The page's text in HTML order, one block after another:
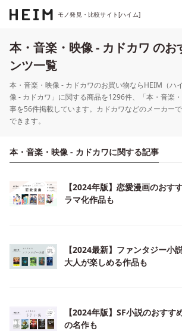
モノ発見・比較サイト[ハイム]
本・音楽・映像 - カドカワ のお
ンツ一覧
本・音楽・映像 - カドカワのお買い物ならHEIM（ハ
像 - カドカワ」に関する商品を1296件、「本・音楽
事を56件掲載しています。カドカワなどのメーカー
できます。
本・音楽・映像 - カドカワに関する記事
【2024年版】恋愛漫画のおす
ラマ化作品も
【2024最新】ファンタジー小
大人が楽しめる作品も
【2024年版】SF小説のおすす
の名作も